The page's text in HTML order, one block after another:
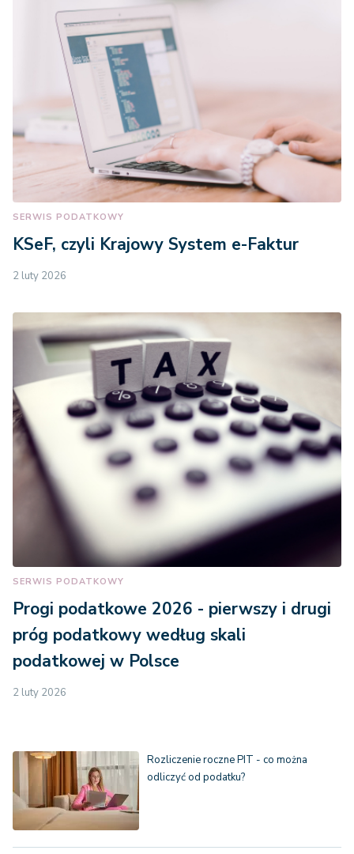
SERWIS PODATKOWY
KSeF, czyli Krajowy System e-Faktur
2 luty 2026
SERWIS PODATKOWY
Progi podatkowe 2026 - pierwszy i drugi
próg podatkowy według skali
podatkowej w Polsce
2 luty 2026
Rozliczenie roczne PIT - co można
odliczyć od podatku?